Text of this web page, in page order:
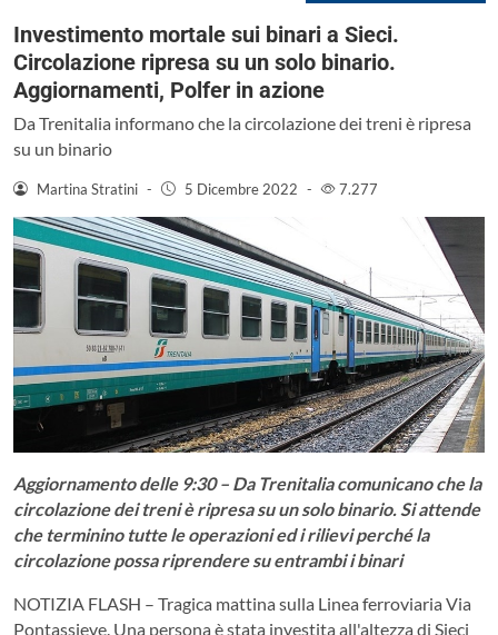
Investimento mortale sui binari a Sieci.
Circolazione ripresa su un solo binario.
Aggiornamenti, Polfer in azione
Da Trenitalia informano che la circolazione dei treni è ripresa
su un binario
Martina Stratini - 5 Dicembre 2022 - 7.277
Aggiornamento delle 9:30 – Da Trenitalia comunicano che la
circolazione dei treni è ripresa su un solo binario. Si attende
che terminino tutte le operazioni ed i rilievi perché la
circolazione possa riprendere su entrambi i binari
NOTIZIA FLASH – Tragica mattina sulla Linea ferroviaria Via
Pontassieve. Una persona è stata investita all'altezza di Sieci